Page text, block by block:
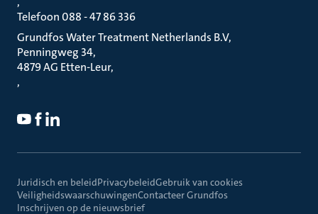
Telefoon 088 - 47 86 336
Grundfos Water Treatment Netherlands B.V
Penningweg 34
4879 AG Etten-Leur
Juridisch en beleidPrivacybeleidGebruik van cookies
VeiligheidswaarschuwingenContacteer Grundfos
Inschrijven op de nieuwsbrief